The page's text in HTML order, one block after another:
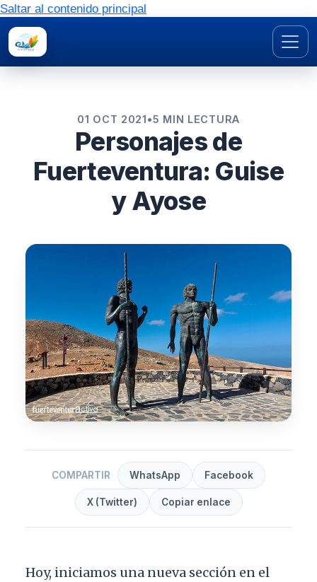
Saltar al contenido principal
01 OCT 2021•5 MIN LECTURA
Personajes de
Fuerteventura: Guise
y Ayose
COMPARTIR WhatsApp Facebook
X (Twitter) Copiar enlace
Hoy, iniciamos una nueva sección en el